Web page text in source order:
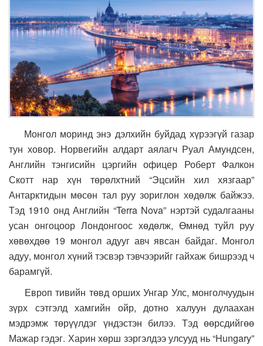
Монгол моринд энэ дэлхийн буйдад хүрээгүй газар
тун ховор. Норвегийн алдарт аялагч Руал Амундсен,
Английн тэнгисийн цэргийн офицер Роберт Фалкон
Скотт нар хүн төрөлхтний “Эцсийн хил хязгаар”
Антарктидын мөсөн тал руу зориглон хөдөлж байжээ.
Тэд 1910 онд Английн “Terra Nova” нэртэй судалгааны
усан онгоцоор Лондонгоос хөдөлж, Өмнөд туйл руу
хөвөхдөө 19 монгол адууг авч явсан байдаг. Монгол
адуу, монгол хүний тэсвэр тэвчээрийг гайхаж бишрээд ч
барамгүй.
Европ тивийн төвд орших Унгар Улс, монголчуудын
зүрх сэтгэлд хамгийн ойр, дотно халуун дулаахан
мэдрэмж төрүүлдэг үндэстэн билээ. Тэд өөрсдийгөө
Мажар гэдэг. Харин хөрш зэргэлдээ улсууд нь “Hungary”